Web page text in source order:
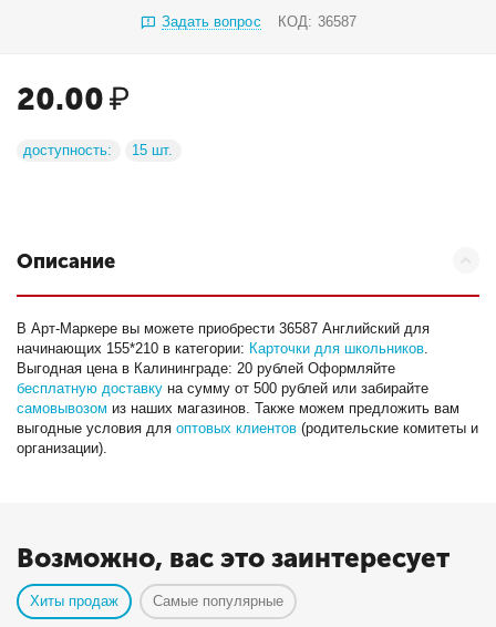
Задать вопрос КОД: 36587
20.00₽
доступность: 15 шт.
Описание
В Арт-Маркере вы можете приобрести 36587 Английский для
начинающих 155*210 в категории: Карточки для школьников.
Выгодная цена в Калининграде: 20 рублей Оформляйте
бесплатную доставку на сумму от 500 рублей или забирайте
самовывозом из наших магазинов. Также можем предложить вам
выгодные условия дляоптовых клиентов (родительские комитеты и
организации).
Возможно, вас это заинтересует
Хиты продаж Самые популярные